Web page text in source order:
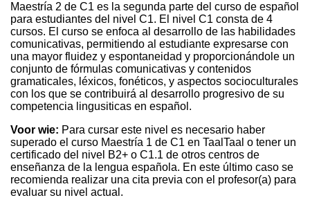
Maestría 2 de C1 es la segunda parte del curso de español
para estudiantes del nivel C1. El nivel C1 consta de 4
cursos. El curso se enfoca al desarrollo de las habilidades
comunicativas, permitiendo al estudiante expresarse con
una mayor fluidez y espontaneidad y proporcionándole un
conjunto de fórmulas comunicativas y contenidos
gramaticales, léxicos, fonéticos, y aspectos socioculturales
con los que se contribuirá al desarrollo progresivo de su
competencia lingusiticas en español.
Voor wie: Para cursar este nivel es necesario haber
superado el curso Maestría 1 de C1 en TaalTaal o tener un
certificado del nivel B2+ o C1.1 de otros centros de
enseñanza de la lengua española. En este último caso se
recomienda realizar una cita previa con el profesor(a) para
evaluar su nivel actual.